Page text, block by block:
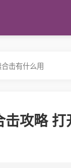
击有什么用
攻略